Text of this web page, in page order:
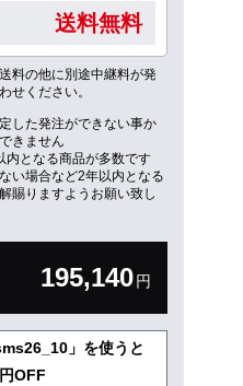
送料無料
料の他に別途中継料が発
せください。
した発注ができない事か
きません
内となる商品が多数です
い場合など2年以内となる
賜りますようお願い致し
195,140円
」を使うと
円OFF